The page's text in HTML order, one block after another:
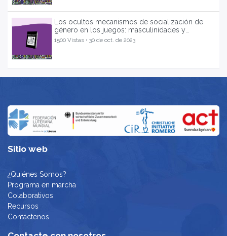
Los ocultos mecanismos de socialización de
género en los juegos: masculinidades y
violencia. El Salvador 2007.
1500 Vistas •30 de oct. de 2023
Sitio web
¿Quiénes Somos?
Programa en marcha
Colaborativos
Recursos
Contáctenos